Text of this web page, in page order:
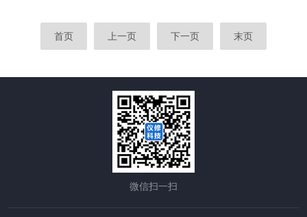
验室现场，工程师从使用的老师交流了解故障情况，使用的老
师说该离心机调节转速和时间的螺旋旋钮松动，很难调好时间
经验直接给老师进行口...
首页 上一页 下一页 末页
微信扫一扫